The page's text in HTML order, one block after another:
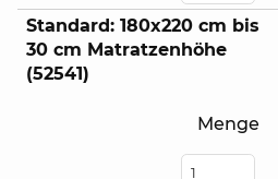
Standard: 180x220 cm bis
30 cm Matratzenhöhe
(52541)
Menge